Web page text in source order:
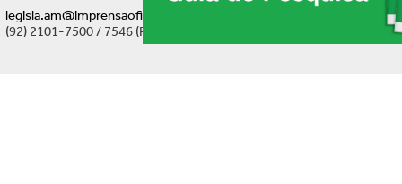
legisla.am@imprensaoficial.am.gov.br
(92) 2101-7500 / 7546 (Ramal)